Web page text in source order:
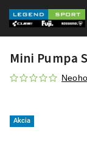
Mini Pumpa
Akcia